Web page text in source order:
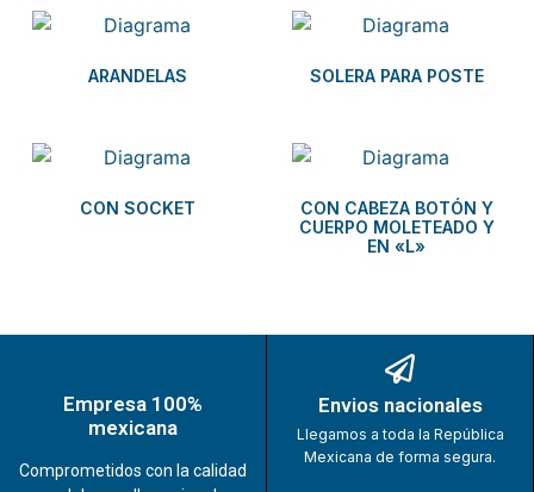
ARANDELAS SOLERA PARA POSTE
CON SOCKET
CON CABEZA BOTÓN Y
CUERPO MOLETEADO Y
EN «L»
Empresa 100%
mexicana
Comprometidos con la calidad
Envios nacionales
Llegamos a toda la República
Mexicana de forma segura.